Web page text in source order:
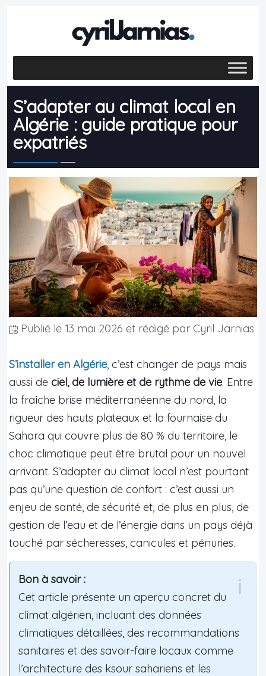
S’adapter au climat local en
Algérie : guide pratique pour
expatriés
Publié le 13 mai 2026 et rédigé par Cyril Jarnias
S’installer en Algérie, c’est changer de pays mais
aussi de ciel, de lumière et de rythme de vie. Entre
la fraîche brise méditerranéenne du nord, la
rigueur des hauts plateaux et la fournaise du
Sahara qui couvre plus de 80 % du territoire, le
choc climatique peut être brutal pour un nouvel
arrivant. S’adapter au climat local n’est pourtant
pas qu’une question de confort : c’est aussi un
enjeu de santé, de sécurité et, de plus en plus, de
gestion de l’eau et de l’énergie dans un pays déjà
touché par sécheresses, canicules et pénuries.
Bon à savoir :
Cet article présente un aperçu concret du
climat algérien, incluant des données
climatiques détaillées, des recommandations
sanitaires et des savoir-faire locaux comme
l’architecture des ksour sahariens et les